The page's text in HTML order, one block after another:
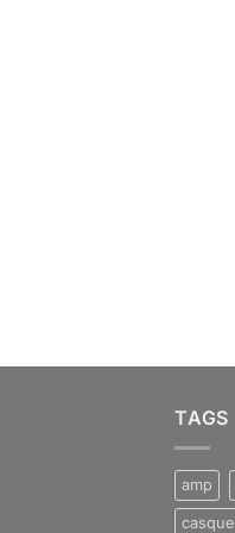
TAGS
amp
casque